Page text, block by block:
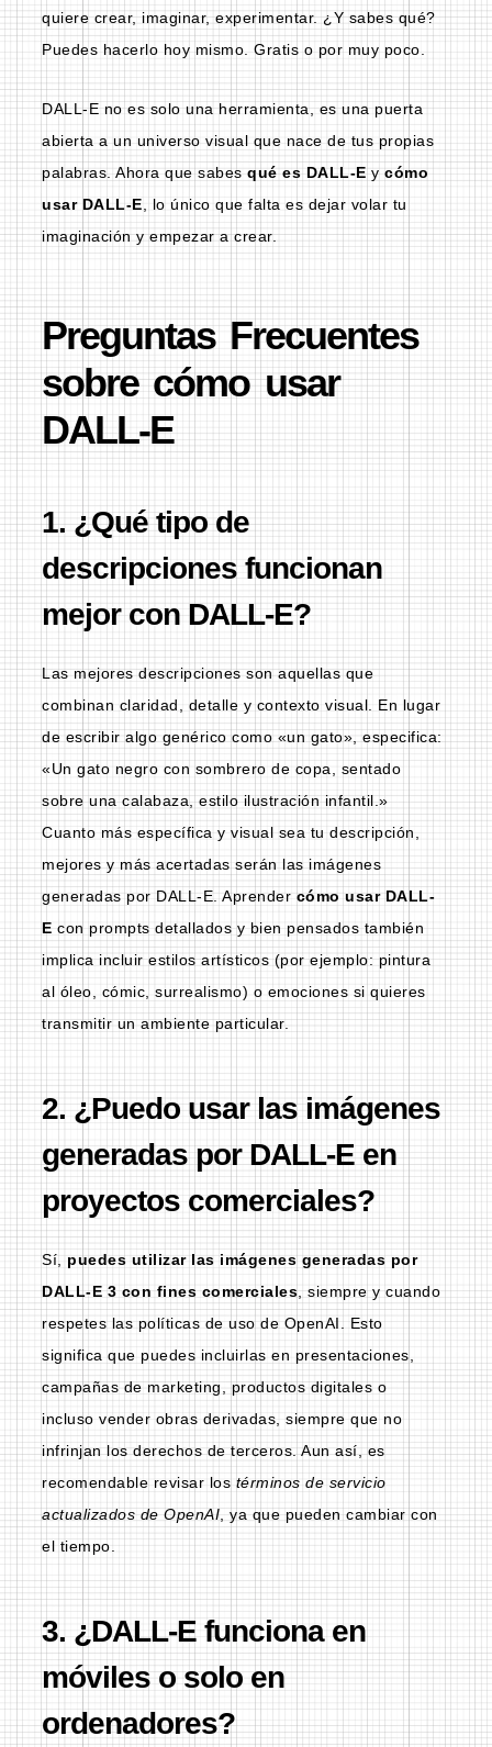
quiere crear, imaginar, experimentar. ¿Y sabes qué?
Puedes hacerlo hoy mismo. Gratis o por muy poco.
DALL‑E no es solo una herramienta, es una puerta
abierta a un universo visual que nace de tus propias
palabras. Ahora que sabes qué es DALL-E y cómo
usar DALL-E , lo único que falta es dejar volar tu
imaginación y empezar a crear.
Preguntas Frecuentes
sobre cómo usar
DALL-E
1. ¿Qué tipo de
descripciones funcionan
mejor con DALL-E?
Las mejores descripciones son aquellas que
combinan claridad, detalle y contexto visual. En lugar
de escribir algo genérico como «un gato», especifica:
«Un gato negro con sombrero de copa, sentado
sobre una calabaza, estilo ilustración infantil.»
Cuanto más específica y visual sea tu descripción,
mejores y más acertadas serán las imágenes
generadas por DALL‑E. Aprender cómo usar DALL-
E con prompts detallados y bien pensados también
implica incluir estilos artísticos (por ejemplo: pintura
al óleo, cómic, surrealismo) o emociones si quieres
transmitir un ambiente particular.
2. ¿Puedo usar las imágenes
generadas por DALL-E en
proyectos comerciales?
Sí, puedes utilizar las imágenes generadas por
DALL-E 3 con fines comerciales, siempre y cuando
respetes las políticas de uso de OpenAI. Esto
significa que puedes incluirlas en presentaciones,
campañas de marketing, productos digitales o
incluso vender obras derivadas, siempre que no
infrinjan los derechos de terceros. Aun así, es
recomendable revisar los términos de servicio
actualizados de OpenAI, ya que pueden cambiar con
el tiempo.
3. ¿DALL-E funciona en
móviles o solo en
ordenadores?